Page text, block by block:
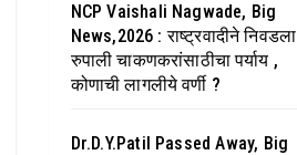
NCP Vaishali Nagwade, Big
News,2026 : राष्ट्रवादीने निवडला
रुपाली चाकणकरांसाठीचा पर्याय ,
कोणाची लागलीये वर्णी ?
Dr.D.Y.Patil Passed Away, Big